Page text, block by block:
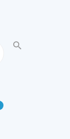
search